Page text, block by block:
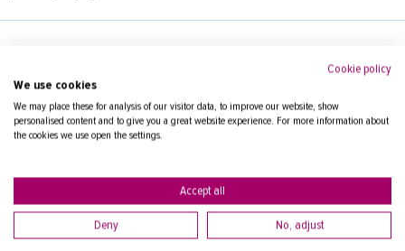
Muistisairaus johdatti hoiva-alalle
Opettajasta hoiva-avustajaksi
alanvaihdon taustalla
Kokemustoimija on rinnalla kulkija
Mallitoimistoyrittäjästä lähihoitajaksi
MIKÄ KOULUTUSMUOTO SOPII
Cookie policy
We use cookies
We may place these for analysis of our visitor data, to improve our website, show
personalised content and to give you a great website experience. For more information about
the cookies we use open the settings.
Accept all
Deny No, adjust